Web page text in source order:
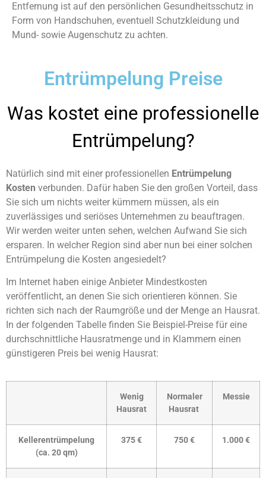
Entfernung ist auf den persönlichen Gesundheitsschutz in
Form von Handschuhen, eventuell Schutzkleidung und
Mund- sowie Augenschutz zu achten.
Entrümpelung Preise
Was kostet eine professionelle
Entrümpelung?
Natürlich sind mit einer professionellen Entrümpelung
Kosten verbunden. Dafür haben Sie den großen Vorteil, dass
Sie sich um nichts weiter kümmern müssen, als ein
zuverlässiges und seriöses Unternehmen zu beauftragen.
Wir werden weiter unten sehen, welchen Aufwand Sie sich
ersparen. In welcher Region sind aber nun bei einer solchen
Entrümpelung die Kosten angesiedelt?
Im Internet haben einige Anbieter Mindestkosten
veröffentlicht, an denen Sie sich orientieren können. Sie
richten sich nach der Raumgröße und der Menge an Hausrat.
In der folgenden Tabelle finden Sie Beispiel-Preise für eine
durchschnittliche Hausratmenge und in Klammern einen
günstigeren Preis bei wenig Hausrat:
Wenig
Hausrat
Normaler
Hausrat
Messie
Kellerentrümpelung
(ca. 20 qm)
375 € 750 € 1.000 €